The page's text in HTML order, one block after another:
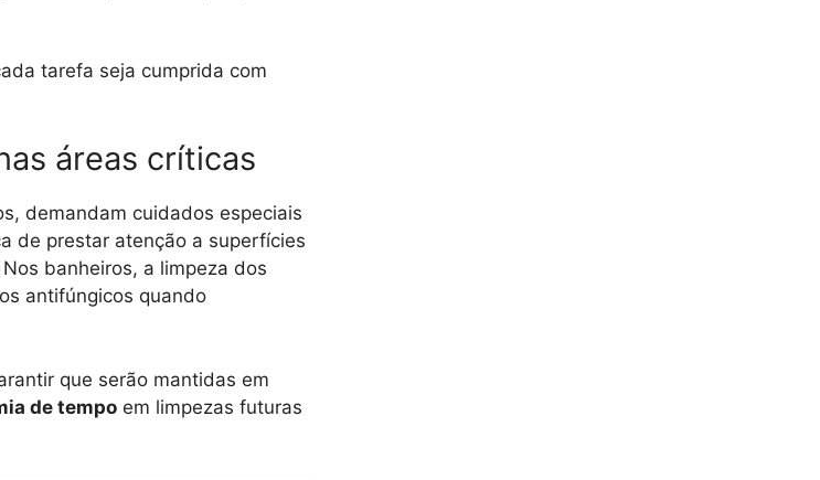
tarefa seja cumprida com
áreas críticas
demandam cuidados especiais
de prestar atenção a superfícies
banheiros, a limpeza dos
antifúngicos quando
que serão mantidas em
de tempo em limpezas futuras